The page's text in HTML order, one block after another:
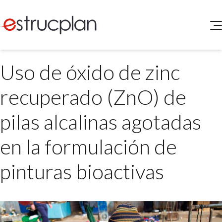
SERVICIOS
Medio Ambiente
Legislación
INGRESAR
Portal de Clientes
Matriz Premium
Matriz Profesional
Uso de óxido de zinc
recuperado (ZnO) de
pilas alcalinas agotadas
en la formulación de
pinturas bioactivas